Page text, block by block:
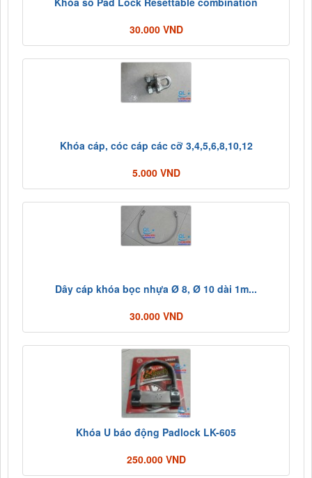
30.000 VND
Khóa cáp, cóc cáp các cỡ 3,4,5,6,8,10,12
5.000 VND
Dây cáp khóa bọc nhựa Ø 8, Ø 10 dài 1m...
30.000 VND
Khóa U báo động Padlock LK-605
250.000 VND